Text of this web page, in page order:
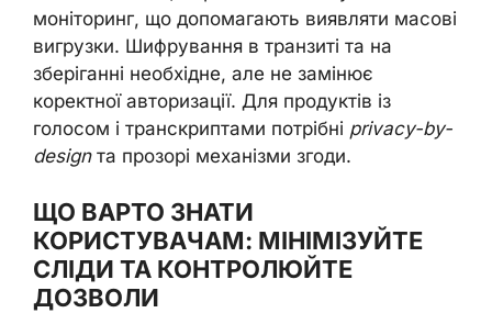
моніторинг, що допомагають виявляти масові
вигрузки. Шифрування в транзиті та на
зберіганні необхідне, але не замінює
коректної авторизації. Для продуктів із
голосом і транскриптами потрібні privacy-by-
designта прозорі механізми згоди.
ЩО ВАРТО ЗНАТИ
КОРИСТУВАЧАМ: МІНІМІЗУЙТЕ
СЛІДИ ТА КОНТРОЛЮЙТЕ
ДОЗВОЛИ